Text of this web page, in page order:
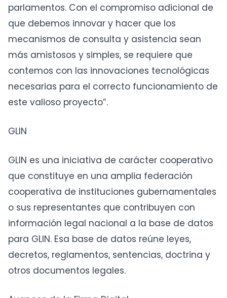
parlamentos. Con el compromiso adicional de
que debemos innovar y hacer que los
mecanismos de consulta y asistencia sean
más amistosos y simples, se requiere que
contemos con las innovaciones tecnológicas
necesarias para el correcto funcionamiento de
este valioso proyecto”.
GLIN
GLIN es una iniciativa de carácter cooperativo
que constituye en una amplia federación
cooperativa de instituciones gubernamentales
o sus representantes que contribuyen con
información legal nacional a la base de datos
para GLIN. Esa base de datos reúne leyes,
decretos, reglamentos, sentencias, doctrina y
otros documentos legales.